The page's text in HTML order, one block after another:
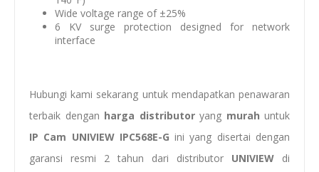
Wide voltage range of ±25%
6 KV surge protection designed for network
interface
Hubungi kami sekarang untuk mendapatkan penawaran
terbaik dengan harga distributoryang murah untuk
IP Cam UNIVIEW IPC568E-Gini yang disertai dengan
garansi resmi 2 tahun dari distributor UNIVIEW di